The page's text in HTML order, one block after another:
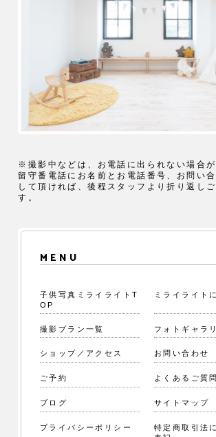
※撮影中などは、お電話に出られない場合が
留守番電話にお名前とお電話番号、お問い
して頂ければ、後程スタッフより折り返し
す。
MENU
子供写真ミライライトT
OP
ミライライト
撮影プラン一覧 フォトギャラ
ショップ／アクセス お問い合わせ
ご予約 よくあるご質問
ブログ サイトマップ
プライバシーポリシー
特定商取引法